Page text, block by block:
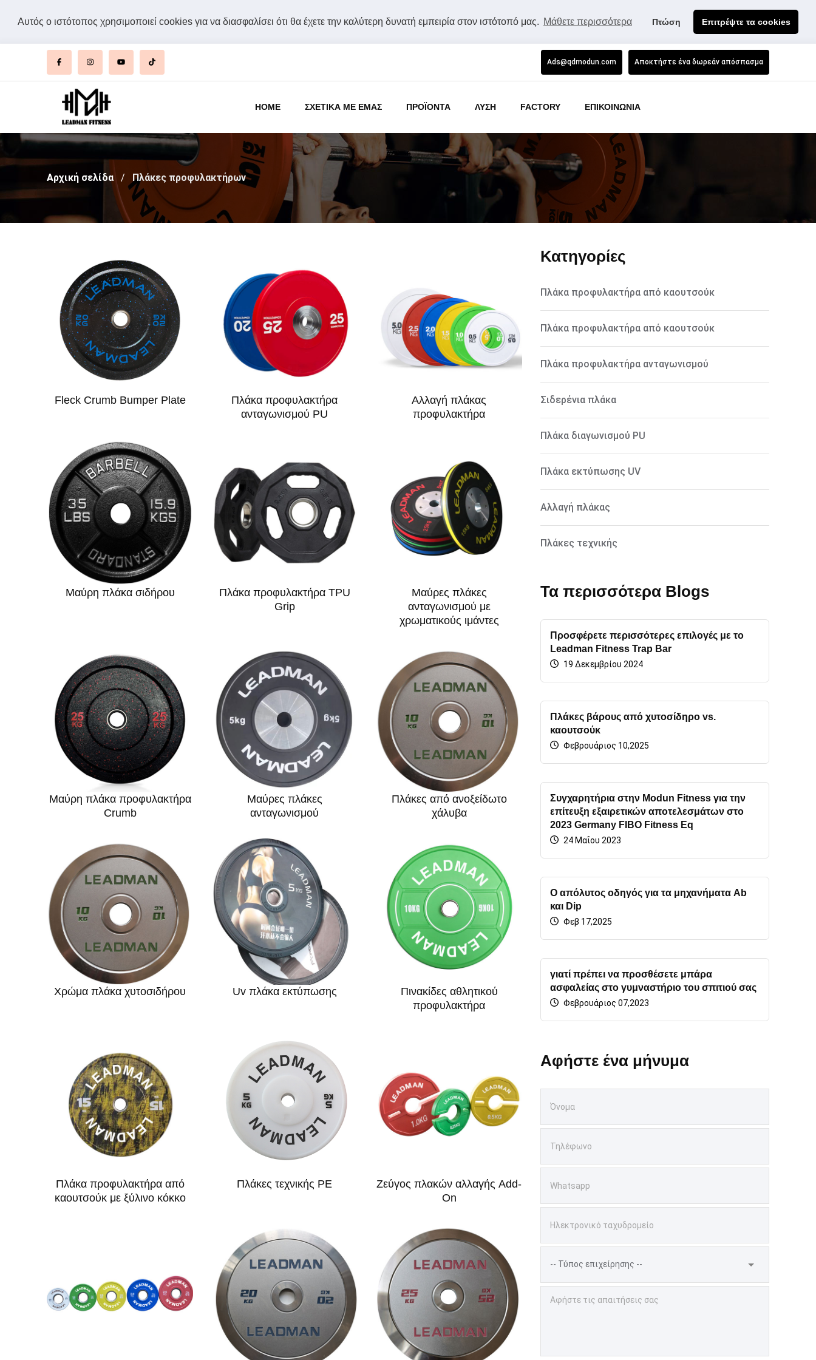
Αυτός ο ιστότοπος χρησιμοποιεί cookies για να διασφαλίσει ότι θα έχετε την καλύτερη δυνατή εμπειρία στον ιστότοπό μας. Μάθετε περισσότερα Πτώση Επιτρέψτε τα cookies
Ads@qdmodun.com Αποκτήστε ένα δωρεάν απόσπασμα
HOME ΣΧΕΤΙΚΑ ΜΕ ΕΜΑΣ ΠΡΟΪΟΝΤΑ ΛΥΣΗ FACTORY ΕΠΙΚΟΙΝΩΝΙΑ
Αρχική σελίδα Πλάκες προφυλακτήρων
Fleck Crumb Bumper Plate
Πλάκα προφυλακτήρα
ανταγωνισμού PU
Αλλαγή πλάκας
προφυλακτήρα
Μαύρη πλάκα σιδήρου
Πλάκα προφυλακτήρα TPU
Grip
Μαύρες πλάκες
ανταγωνισμού με
χρωματικούς ιμάντες
Μαύρη πλάκα προφυλακτήρα
Crumb
Μαύρες πλάκες
ανταγωνισμού
Πλάκες από ανοξείδωτο
χάλυβα
Χρώμα πλάκα χυτοσιδήρου Uv πλάκα εκτύπωσης
Πινακίδες αθλητικού
προφυλακτήρα
Πλάκα προφυλακτήρα από
καουτσούκ με ξύλινο κόκκο
Πλάκες τεχνικής PE
Ζεύγος πλακών αλλαγής Add-
On
Κατηγορίες
Πλάκα προφυλακτήρα από καουτσούκ
Πλάκα προφυλακτήρα από καουτσούκ
Πλάκα προφυλακτήρα ανταγωνισμού
Σιδερένια πλάκα
Πλάκα διαγωνισμού PU
Πλάκα εκτύπωσης UV
Αλλαγή πλάκας
Πλάκες τεχνικής
Τα περισσότερα Blogs
Προσφέρετε περισσότερες επιλογές με το
Leadman Fitness Trap Bar
19 Δεκεμβρίου 2024
Πλάκες βάρους από χυτοσίδηρο vs.
καουτσούκ
Φεβρουάριος 10,2025
Συγχαρητήρια στην Modun Fitness για την
επίτευξη εξαιρετικών αποτελεσμάτων στο
2023 Germany FIBO Fitness Eq
24 Μαΐου 2023
Ο απόλυτος οδηγός για τα μηχανήματα Ab
και Dip
Φεβ 17,2025
γιατί πρέπει να προσθέσετε μπάρα
ασφαλείας στο γυμναστήριο του σπιτιού σας
Φεβρουάριος 07,2023
Αφήστε ένα μήνυμα